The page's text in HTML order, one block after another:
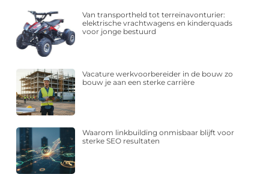
Van transportheld tot terreinavonturier:
elektrische vrachtwagens en kinderquads
voor jonge bestuurd
Vacature werkvoorbereider in de bouw zo
bouw je aan een sterke carrière
Waarom linkbuilding onmisbaar blijft voor
sterke SEO resultaten